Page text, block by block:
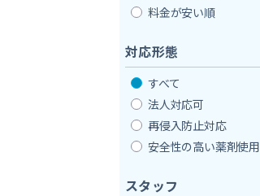
料金が安い順
対応形態
すべて
法人対応可
再侵入防止対応
安全性の高い薬剤使用
スタッフ